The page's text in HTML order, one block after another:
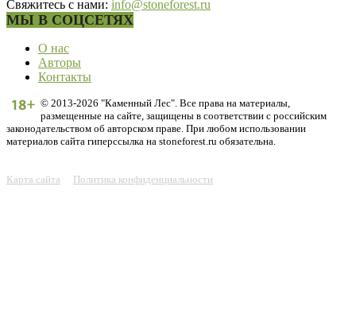
Свяжитесь с нами: info@stoneforest.ru
МЫ В СОЦСЕТЯХ
О нас
Авторы
Контакты
© 2013-2026 "Каменный Лес". Все права на материалы,
размещенные на сайте, защищены в соответствии с российским
законодательством об авторском праве. При любом использовании
материалов сайта гиперссылка на stoneforest.ru обязательна.
Карта сайта Политика конфиденциальности